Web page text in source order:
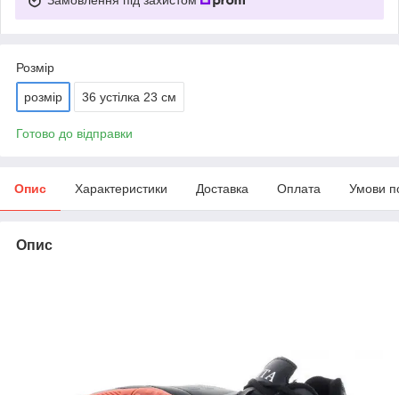
Розмір
розмір 36 устілка 23 см
Готово до відправки
Опис Характеристики Доставка Оплата Умови
Опис